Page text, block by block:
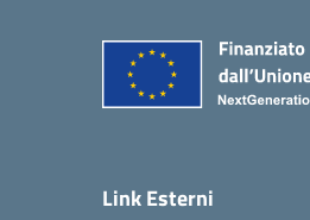
Link Esterni